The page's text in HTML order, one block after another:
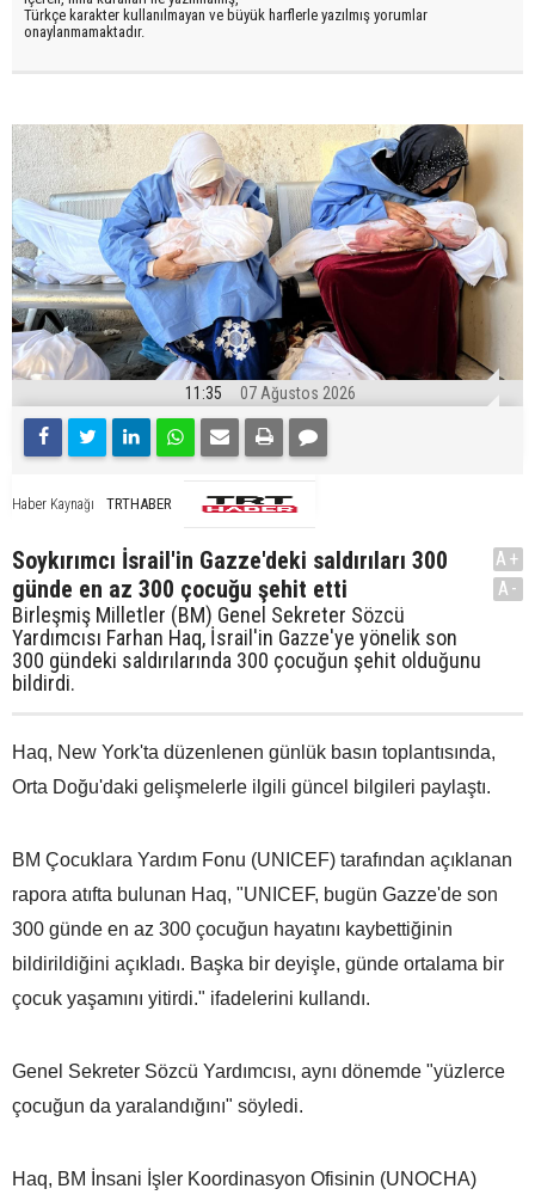
Türkçe karakter kullanılmayan ve büyük harflerle yazılmış yorumlar
onaylanmamaktadır.
11:35 07 Ağustos 2026
Haber Kaynağı TRTHABER
Soykırımcı İsrail'in Gazze'deki saldırıları 300
günde en az 300 çocuğu şehit etti
Birleşmiş Milletler (BM) Genel Sekreter Sözcü
Yardımcısı Farhan Haq, İsrail'in Gazze'ye yönelik son
300 gündeki saldırılarında 300 çocuğun şehit olduğunu
bildirdi.
A+
A-
Haq, New York'ta düzenlenen günlük basın toplantısında,
Orta Doğu'daki gelişmelerle ilgili güncel bilgileri paylaştı.
BM Çocuklara Yardım Fonu (UNICEF) tarafından açıklanan
rapora atıfta bulunan Haq, "UNICEF, bugün Gazze'de son
300 günde en az 300 çocuğun hayatını kaybettiğinin
bildirildiğini açıkladı. Başka bir deyişle, günde ortalama bir
çocuk yaşamını yitirdi." ifadelerini kullandı.
Genel Sekreter Sözcü Yardımcısı, aynı dönemde "yüzlerce
çocuğun da yaralandığını" söyledi.
Haq, BM İnsani İşler Koordinasyon Ofisinin (UNOCHA)